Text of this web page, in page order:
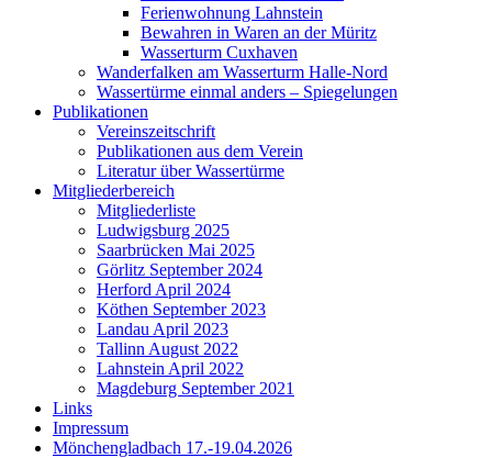
Ferienwohnung Lahnstein
Bewahren in Waren an der Müritz
Wasserturm Cuxhaven
Wanderfalken am Wasserturm Halle-Nord
Wassertürme einmal anders – Spiegelungen
Publikationen
Vereinszeitschrift
Publikationen aus dem Verein
Literatur über Wassertürme
Mitgliederbereich
Mitgliederliste
Ludwigsburg 2025
Saarbrücken Mai 2025
Görlitz September 2024
Herford April 2024
Köthen September 2023
Landau April 2023
Tallinn August 2022
Lahnstein April 2022
Magdeburg September 2021
Links
Impressum
Mönchengladbach 17.-19.04.2026